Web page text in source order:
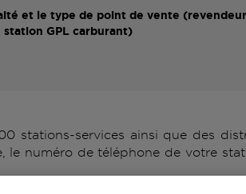
et le type de point de vente
station GPL carburant)
stations-services ainsi que des
le numéro de téléphone de votre